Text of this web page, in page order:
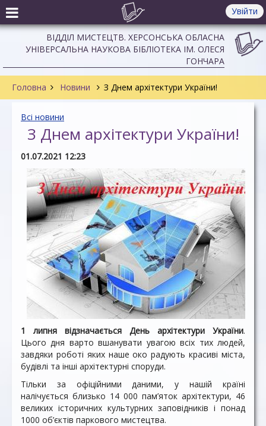
Увійти
ВІДДІЛ МИСТЕЦТВ. ХЕРСОНСЬКА ОБЛАСНА
УНІВЕРСАЛЬНА НАУКОВА БІБЛІОТЕКА ІМ. ОЛЕСЯ
ГОНЧАРА
Головна Новини З Днем архітектури України!
Всі новини
З Днем архітектури України!
01.07.2021 12:23
1 липня відзначається День архітектури України.
Цього дня варто вшанувати увагою всіх тих людей,
завдяки роботі яких наше око радують красиві міста,
будівлі та інші архітектурні споруди.
Тільки за офіційними даними, у нашій країні
налічується близько 14 000 пам’яток архітектури, 46
великих історичних культурних заповідників і понад
1000 об’єктів паркового мистецтва.